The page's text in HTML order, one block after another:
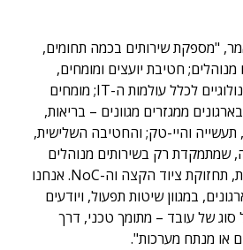
"מספקת שירותים בכמה תחומים,
חטיבת יועצים ומומחים,
שמונה מאות מומחים טכנולוגיים לכלל עולמות ה-IT; מומחים
ממגזרים מגוונים – בריאות,
תעשייה והיי-טק; והחטיבה השלישית,
שמתמקדת רק בשירותים מנוהלים
לעולמות התמיכה הטכנית, תחזוקת ציוד הקצה וה-NoC. אנחנו
במגוון שיטות תפעול, ויודעים
סוג של עובד – מתומך טכני, דרך
או מנתח מערכות".